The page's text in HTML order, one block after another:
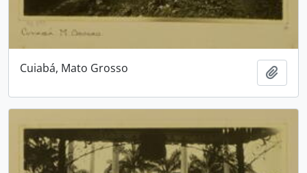
Cuiabá, Mato Grosso